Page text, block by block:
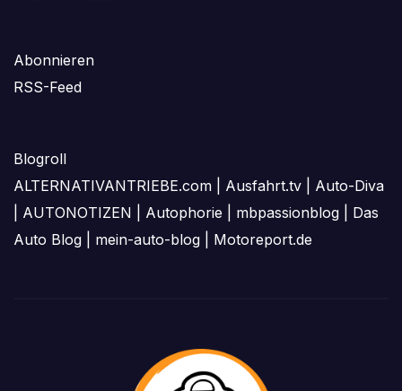
Abonnieren
RSS-Feed
Blogroll
ALTERNATIVANTRIEBE.com
Ausfahrt.tv
Auto-Diva
AUTONOTIZEN Autophorie mbpassionblog
Das
Auto Blog
mein-auto-blog Motoreport.de